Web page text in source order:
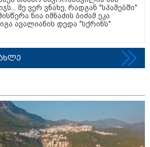
სამოგზაურო დაზღვევა და
ინტერნეტი
მე ვერ ვნახე, რადგან "სპამებში"
ნია იმნაძის ბიძამ ეკა
ავალიანის დედა "სქრინს"